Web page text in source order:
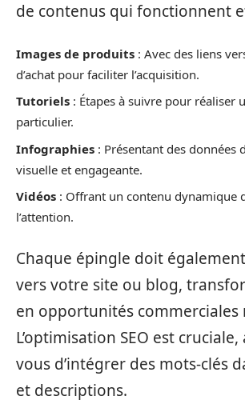
de contenus qui fonctionnent
Images de produits : Avec des liens
d’achat pour faciliter l’acquisition.
Tutoriels : Étapes à suivre pour réaliser
particulier.
Infographies : Présentant des données
visuelle et engageante.
Vidéos : Offrant un contenu dynamique
l’attention.
Chaque épingle doit
vers votre site ou blog,
en opportunités commerciales
L’optimisation SEO est
vous d’intégrer des mots-clés
et descriptions.